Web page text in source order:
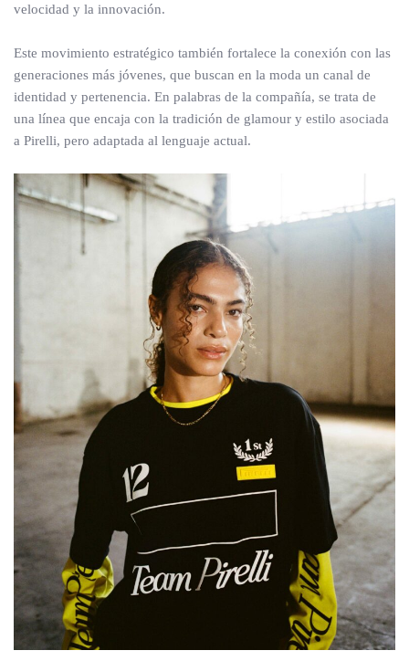
velocidad y la innovación.
Este movimiento estratégico también fortalece la conexión con las
generaciones más jóvenes, que buscan en la moda un canal de
identidad y pertenencia. En palabras de la compañía, se trata de
una línea que encaja con la tradición de glamour y estilo asociada
a Pirelli, pero adaptada al lenguaje actual.